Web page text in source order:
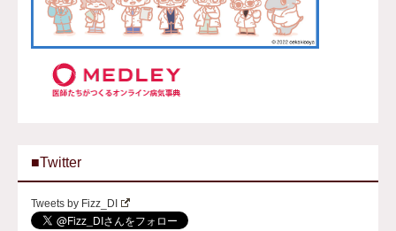
■Twitter
Tweets by Fizz_DI